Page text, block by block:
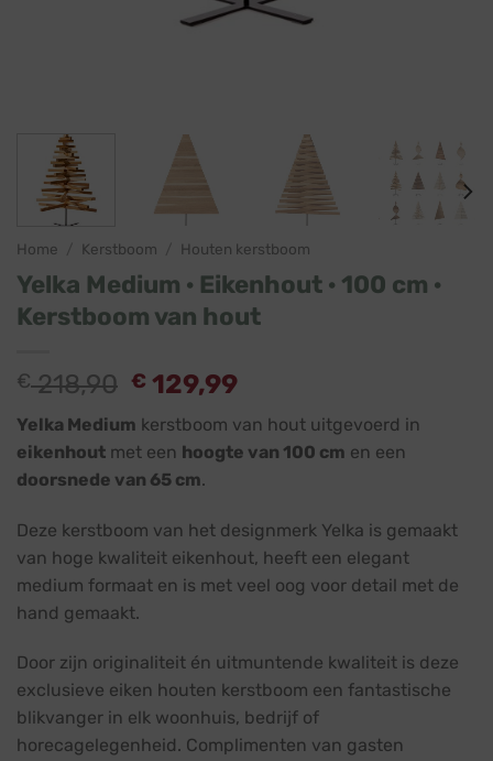
Home Kerstboom Houten kerstboom
Yelka Medium · Eikenhout · 100 cm ·
Kerstboom van hout
€218,90 Oorspronkelijke
was:
€ 218,90.
€ 129,99Huidige
is:
€ 129,99.
Yelka Medium kerstboom van hout uitgevoerd in
eikenhout met een hoogte van 100 cm en een
doorsnede van 65 cm.
Deze kerstboom van het designmerk Yelka is gemaakt
van hoge kwaliteit eikenhout, heeft een elegant
medium formaat en is met veel oog voor detail met de
hand gemaakt.
Door zijn originaliteit én uitmuntende kwaliteit is deze
exclusieve eiken houten kerstboom een fantastische
blikvanger in elk woonhuis, bedrijf of
horecagelegenheid. Complimenten van gasten